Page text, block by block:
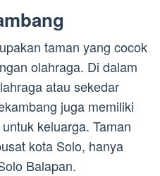
taman yang cocok
olahraga. Di dalam
atau sekedar
juga memiliki
keluarga. Taman
kota Solo, hanya
Balapan.